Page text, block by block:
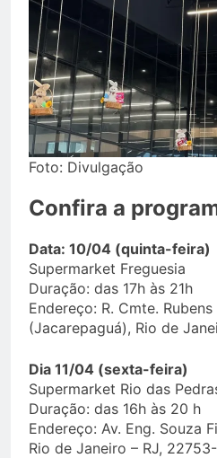
Foto: Divulgação
Confira a
Data: 10/04 (quinta-feira)
Supermarket Freguesia
Duração: das 17h às 21h
Endereço: R. Cmte.
(Jacarepaguá), Rio de
Dia 11/04 (sexta-feira)
Supermarket Rio das
Duração: das 16h às 20 h
Endereço: Av. Eng. Souza
Rio de Janeiro – RJ,